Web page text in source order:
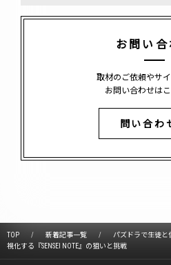
お問い合
取材のご依頼やサ
お問い合わせは
問い合わ
TOP 新着記事一覧
パズドラで生徒と
視化する『SENSEI NOTE』の狙いと挑戦